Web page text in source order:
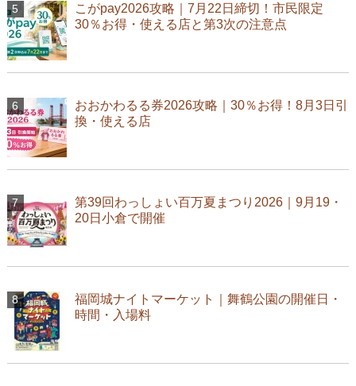
こがpay2026攻略｜7月22日締切！市民限定
30％お得・使える店と第3次の注意点
おおかわるる券2026攻略｜30％お得！8月3日引
換・使える店
第39回わっしょい百万夏まつり2026｜9月19・
20日小倉で開催
福岡城ナイトマーケット｜舞鶴公園の開催日・
時間・入場料